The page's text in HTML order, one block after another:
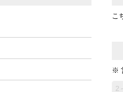
こ
※
2